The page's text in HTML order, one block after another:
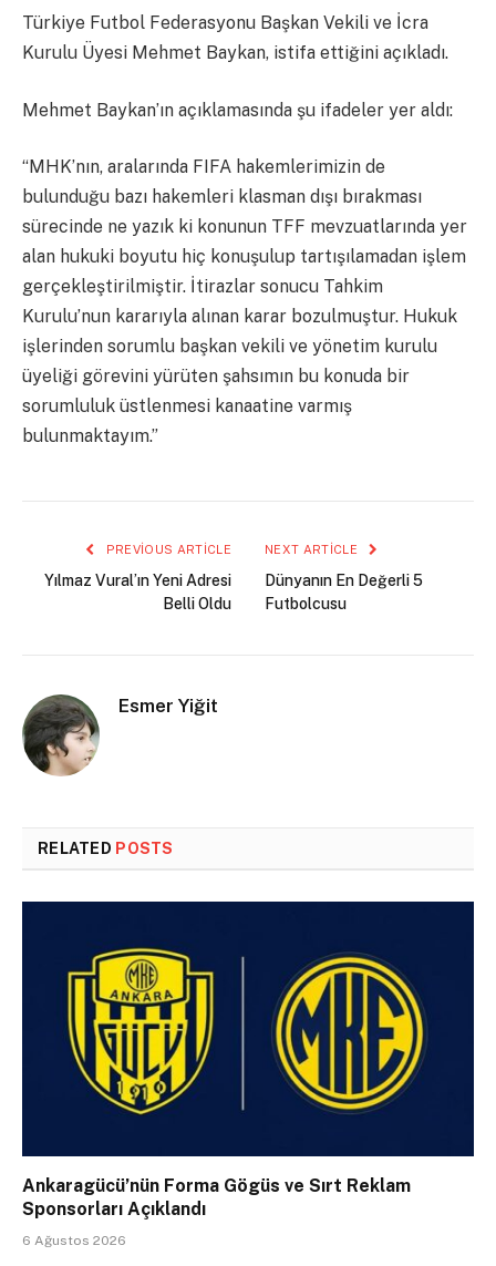
Türkiye Futbol Federasyonu Başkan Vekili ve İcra
Kurulu Üyesi Mehmet Baykan, istifa ettiğini açıkladı.
Mehmet Baykan’ın açıklamasında şu ifadeler yer aldı:
“MHK’nın, aralarında FIFA hakemlerimizin de
bulunduğu bazı hakemleri klasman dışı bırakması
sürecinde ne yazık ki konunun TFF mevzuatlarında yer
alan hukuki boyutu hiç konuşulup tartışılamadan işlem
gerçekleştirilmiştir. İtirazlar sonucu Tahkim
Kurulu’nun kararıyla alınan karar bozulmuştur. Hukuk
işlerinden sorumlu başkan vekili ve yönetim kurulu
üyeliği görevini yürüten şahsımın bu konuda bir
sorumluluk üstlenmesi kanaatine varmış
bulunmaktayım.”
PREVIOUS ARTICLE
Yılmaz Vural’ın Yeni Adresi
Belli Oldu
NEXT ARTICLE
Dünyanın En Değerli 5
Futbolcusu
Esmer Yiğit
RELATED POSTS
Ankaragücü’nün Forma Gögüs ve Sırt Reklam
Sponsorları Açıklandı
6 Ağustos 2026